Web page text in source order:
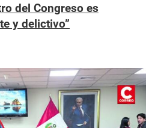
del Congreso es
y delictivo”